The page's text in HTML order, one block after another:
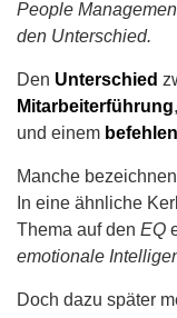
People
den Unterschied.
Den Unterschied
Mitarbeiterführung
und einem
Manche
In eine ähnliche
Thema auf den EQ
emotionale
Doch dazu später